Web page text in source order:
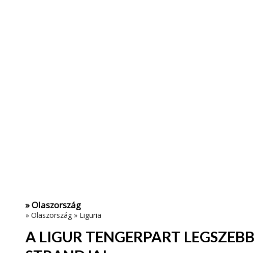
» Olaszország
» Olaszország » Liguria
A LIGUR TENGERPART LEGSZEBB